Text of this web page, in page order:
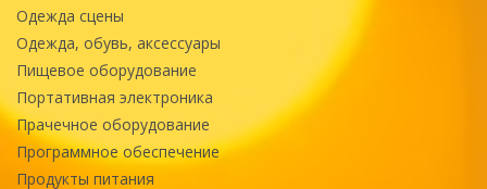
Одежда сцены
Одежда, обувь, аксессуары
Пищевое оборудование
Портативная электроника
Прачечное оборудование
Программное обеспечение
Продукты питания